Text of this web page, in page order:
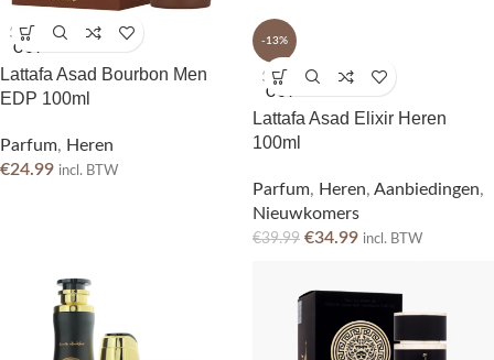
SOLD
OUT
Lattafa Asad Bourbon Men
EDP 100ml
Parfum, Heren
€24.99 incl. BTW
-13%
SOLD
OUT
Lattafa Asad Elixir Heren
100ml
Parfum, Heren, Aanbiedingen,
Nieuwkomers
€39.99 €34.99 incl. BTW